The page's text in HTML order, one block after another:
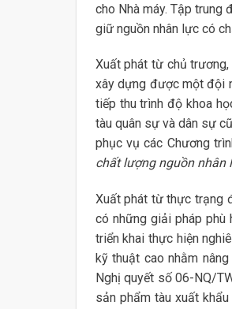
cho Nhà máy. Tập trung
giữ nguồn nhân lực có
Xuất phát từ chủ
xây dựng được một đội
tiếp thu trình độ khoa
tàu quân sự và dân sự
phục vụ các Chương
chất lượng nguồn nhân
Xuất phát từ thực trạng
có những giải pháp
triển khai thực hiện
kỹ thuật cao nhằm
Nghị quyết số 06-NQ/
sản phẩm tàu xuất